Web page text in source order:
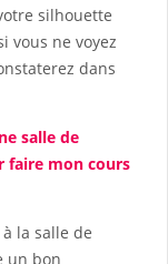
silhouette
vous ne voyez
dans
salle de
faire mon cours
la salle de
un bon